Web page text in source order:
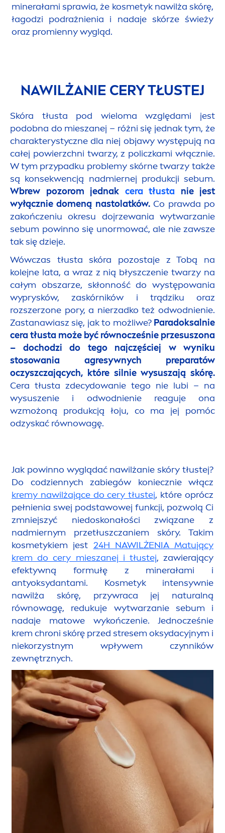
minerałami sprawia, że kosmetyk nawilża skórę,
łagodzi podrażnienia i nadaje skórze świeży
oraz promienny wygląd.
NAWILŻANIE CERY TŁUSTEJ
Skóra tłusta pod wieloma względami jest
podobna do mieszanej – różni się jednak tym, że
charakterystyczne dla niej objawy występują na
całej powierzchni twarzy, z policzkami włącznie.
W tym przypadku problemy skórne twarzy także
są konsekwencją nadmiernej produkcji sebum.
Wbrew pozorom jednak cera tłusta nie jest
wyłącznie domeną nastolatków.Co prawda po
zakończeniu okresu dojrzewania wytwarzanie
sebum powinno się unormować, ale nie zawsze
tak się dzieje.
Wówczas tłusta skóra pozostaje z Tobą na
kolejne lata, a wraz z nią błyszczenie twarzy na
całym obszarze, skłonność do występowania
wyprysków, zaskórników i trądziku oraz
rozszerzone pory, a nierzadko też odwodnienie.
Zastanawiasz się, jak to możliwe? Paradoksalnie
cera tłusta może być równocześnie przesuszona
– dochodzi do tego najczęściej w wyniku
stosowania agresywnych preparatów
oczyszczających, które silnie wysuszają skórę.
Cera tłusta zdecydowanie tego nie lubi – na
wysuszenie i odwodnienie reaguje ona
wzmożoną produkcją łoju, co ma jej pomóc
odzyskać równowagę.
Jak powinno wyglądać nawilżanie skóry tłustej?
Do codziennych zabiegów koniecznie włącz
kremy nawilżające do cery tłustej, które oprócz
pełnienia swej podstawowej funkcji, pozwolą Ci
zmniejszyć niedoskonałości związane z
nadmiernym przetłuszczaniem skóry. Takim
kosmetykiem jest 24H NAWILŻENIA Matujący
krem do cery mieszanej i tłustej, zawierający
efektywną formułę z minerałami i
antyoksydantami. Kosmetyk intensywnie
nawilża skórę, przywraca jej naturalną
równowagę, redukuje wytwarzanie sebum i
nadaje matowe wykończenie. Jednocześnie
krem chroni skórę przed stresem oksydacyjnym i
niekorzystnym wpływem czynników
zewnętrznych.